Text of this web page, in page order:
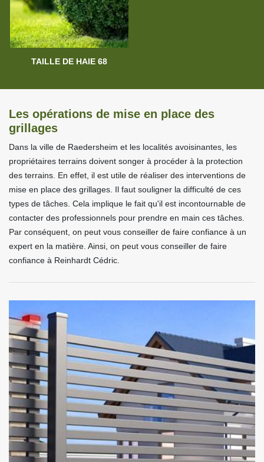
TAILLE DE HAIE 68
Les opérations de mise en place des
grillages
Dans la ville de Raedersheim et les localités avoisinantes, les
propriétaires terrains doivent songer à procéder à la protection
des terrains. En effet, il est utile de réaliser des interventions de
mise en place des grillages. Il faut souligner la difficulté de ces
types de tâches. Cela implique le fait qu'il est incontournable de
contacter des professionnels pour prendre en main ces tâches.
Par conséquent, on peut vous conseiller de faire confiance à un
expert en la matière. Ainsi, on peut vous conseiller de faire
confiance à Reinhardt Cédric.